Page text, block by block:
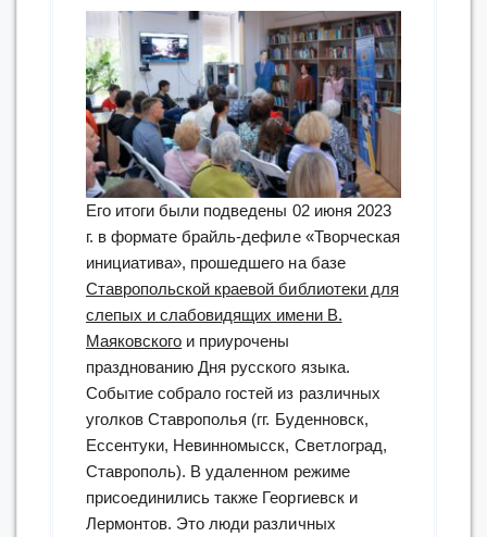
Его итоги были подведены 02 июня 2023
г. в формате брайль-дефиле «Творческая
инициатива», прошедшего на базе
Ставропольской краевой библиотеки для
слепых и слабовидящих имени В.
Маяковского и приурочены
празднованию Дня русского языка.
Событие собрало гостей из различных
уголков Ставрополья (гг. Буденновск,
Ессентуки, Невинномысск, Светлоград,
Ставрополь). В удаленном режиме
присоединились также Георгиевск и
Лермонтов. Это люди различных